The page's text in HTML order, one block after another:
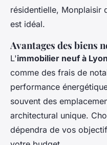
résidentielle, Monplaisir
est idéal.
Avantages des biens
L'immobilier neuf à Lyon
comme des frais de
performance
souvent des
architectural unique.
dépendra de vos